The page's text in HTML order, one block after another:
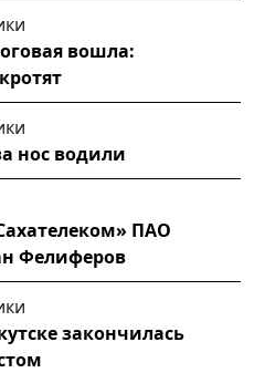
вошла:
нос водили
ПАО
Фелиферов
закончилась